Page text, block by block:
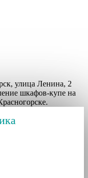
улица Ленина, 2
шкафов-купе на